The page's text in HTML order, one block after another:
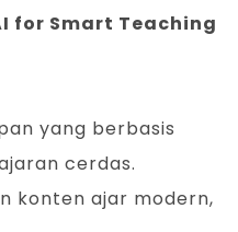
for Smart Teaching
yang berbasis
cerdas.
konten ajar modern,